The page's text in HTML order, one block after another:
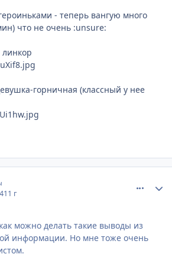
- теперь вангую много
что не очень :unsure:
горничная (классный у нее
11 г
можно делать такие выводы из
информации. Но мне тоже очень